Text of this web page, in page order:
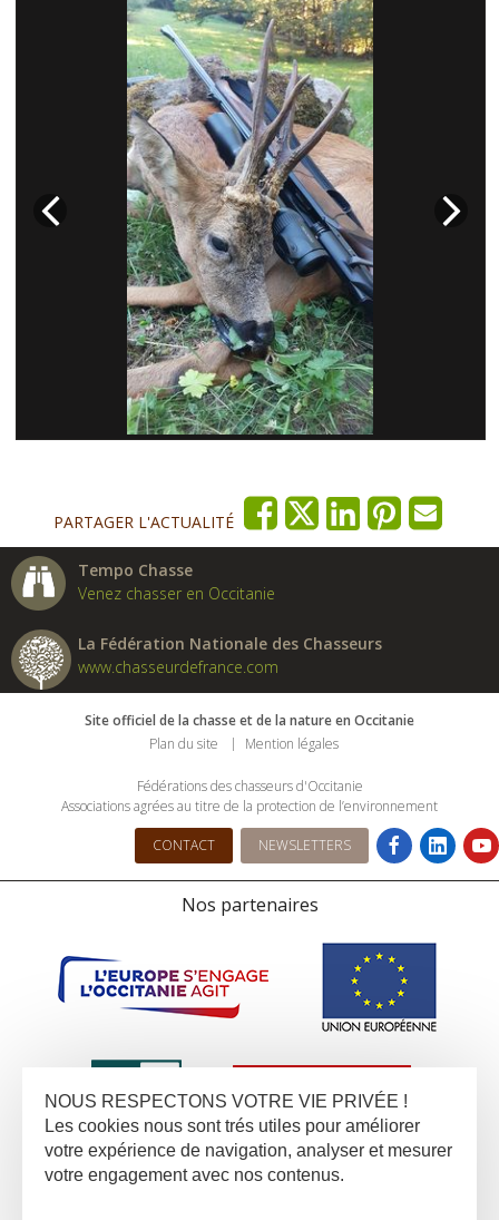
PARTAGER L'ACTUALITÉ
Tempo Chasse
Venez chasser en Occitanie
La Fédération Nationale des Chasseurs
www.chasseurdefrance.com
Site officiel de la chasse et de la nature en Occitanie
Plan du site
Mention légales
Fédérations des chasseurs d'Occitanie
Associations agrées au titre de la protection de l’environnement
CONTACT NEWSLETTERS
Nos partenaires
NOUS RESPECTONS VOTRE VIE PRIVÉE !
Les cookies nous sont trés utiles pour améliorer
votre expérience de navigation, analyser et mesurer
votre engagement avec nos contenus.